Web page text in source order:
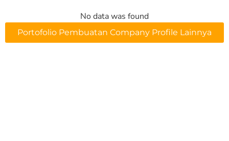
No data was found
Portofolio Pembuatan Company Profile Lainnya